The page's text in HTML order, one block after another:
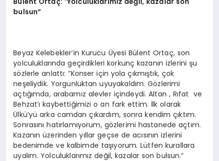
bulsun”
Beyaz Kelebekler’in Kurucu Üyesi Bülent Ortaç, son
yolculuklarında geçirdikleri korkunç kazanın izlerini şu
sözlerle anlattı: “Konser için yola çıkmıştık, çok
neşeliydik. Yorgunluktan uyuyakaldım. Gözlerimi
açtığımda, arabamız alevler içindeydi. Altan , Rıfat ve
Behzat’ı kaybettiğimizi o an fark ettim. İlk olarak
Ülkü’yü arka camdan çıkardım, sonra kendim çıktım.
Sonrasını hatırlamıyorum, gözlerimi hastanede açtım.
Kazanın üzerinden yıllar geçse de acısının izlerini
bedenimde ve kalbimde taşıyorum. Lütfen kurallara
uyalım. Yolculuklarımız değil, kazalar son bulsun.”